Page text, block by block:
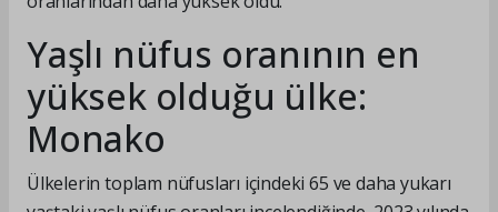
Yaşlı nüfus oranının en
yüksek olduğu ülke:
Monako
Ülkelerin toplam nüfusları içindeki 65 ve daha yukarı